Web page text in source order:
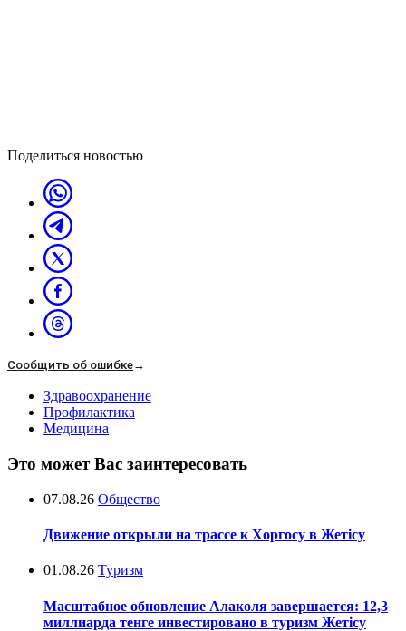
Поделиться новостью
Сообщить об ошибке→
Здравоохранение
Профилактика
Медицина
Это может Вас заинтересовать
07.08.26 Общество
Движение открыли на трассе к Хоргосу в Жетісу
01.08.26 Туризм
Масштабное обновление Алаколя завершается: 12,3
миллиарда тенге инвестировано в туризм Жетісу